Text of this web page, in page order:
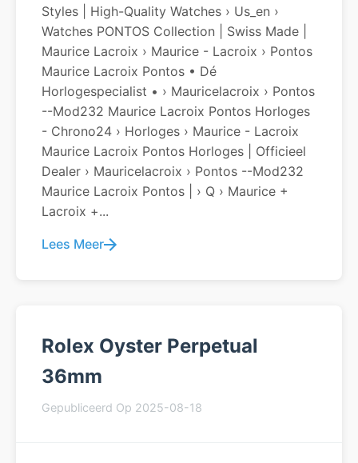
Styles | High-Quality Watches › Us_en ›
Watches PONTOS Collection | Swiss Made |
Maurice Lacroix › Maurice - Lacroix › Pontos
Maurice Lacroix Pontos • Dé
Horlogespecialist • › Mauricelacroix › Pontos
--Mod232 Maurice Lacroix Pontos Horloges
- Chrono24 › Horloges › Maurice - Lacroix
Maurice Lacroix Pontos Horloges | Officieel
Dealer › Mauricelacroix › Pontos --Mod232
Maurice Lacroix Pontos | › Q › Maurice +
Lacroix +...
Lees Meer
Rolex Oyster Perpetual
36mm
Gepubliceerd Op 2025-08-18